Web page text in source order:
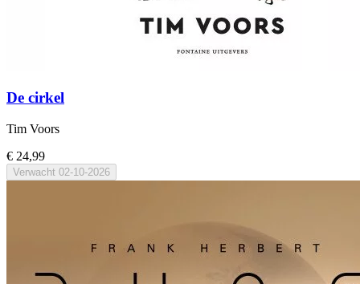
De cirkel
Tim Voors
€ 24,99
Verwacht 02-10-2026